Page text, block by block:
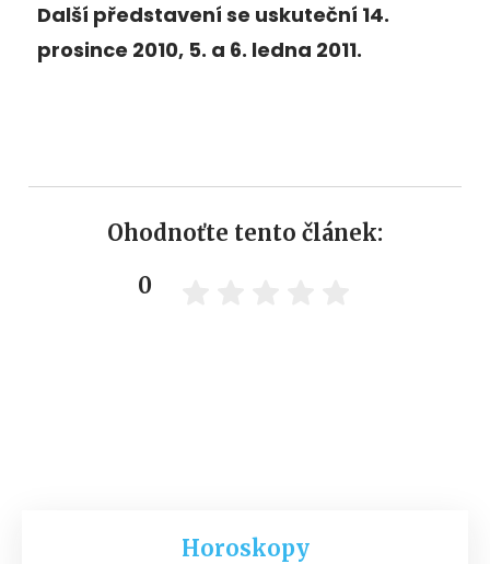
Další představení se uskuteční 14.
prosince 2010, 5. a 6. ledna 2011.
Ohodnoťte tento článek:
0
Horoskopy